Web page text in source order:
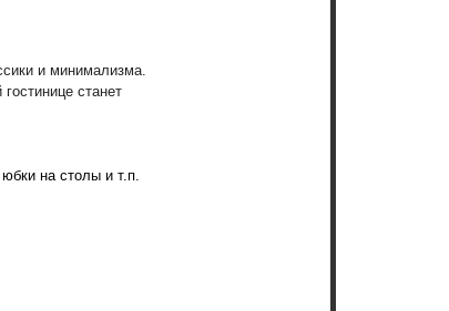
и минимализма.
станет
на столы и т.п.